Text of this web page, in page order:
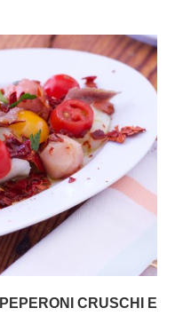
CRUSCHI E